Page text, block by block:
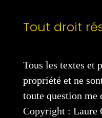
Tout droit
Tous les textes et
propriété et ne
toute question me
Copyright : Laure